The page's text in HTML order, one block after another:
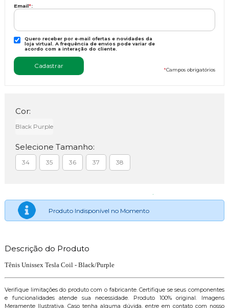
Email*:
Quero receber por e-mail ofertas e novidades da
loja virtual. A frequência de envios pode variar de
acordo com a interação do cliente.
*Campos obrigatórios
Cor:
Black Purple
Selecione Tamanho:
34 35 36 37 38
Produto Indisponível no Momento
Descrição do Produto
Tênis Unissex Tesla Coil - Black/Purple
Verifique limitações do produto com o fabricante. Certifique se seus componentes
e funcionalidades atende sua necessidade. Produto 100% original. Imagens
Meramente Ilustrativa. Caso tenha alguma dúvida, entre em contato com nosso